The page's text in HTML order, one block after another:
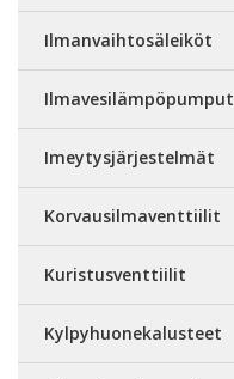
Ilmanvaihtosäleiköt
Ilmavesilämpöpumput
Imeytysjärjestelmät
Korvausilmaventtiilit
Kuristusventtiilit
Kylpyhuonekalusteet